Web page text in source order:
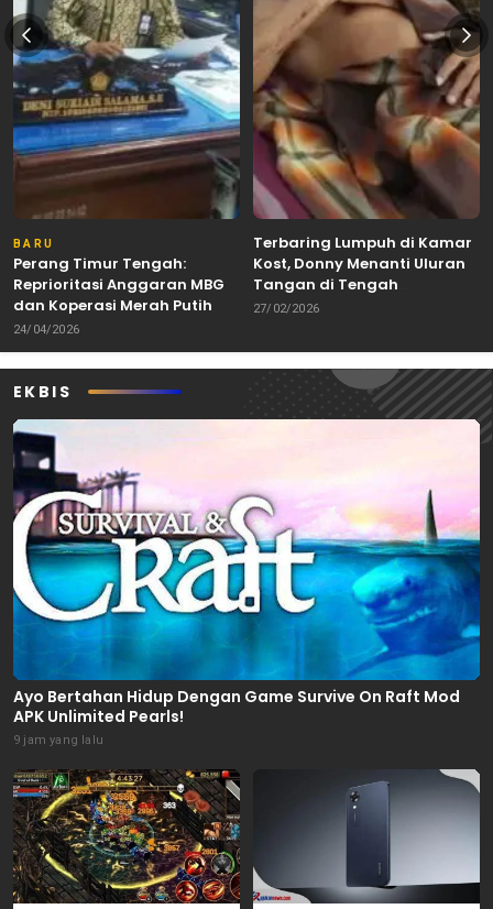
BARU
Perang Timur Tengah:
Reprioritasi Anggaran MBG
dan Koperasi Merah Putih
24/04/2026
Terbaring Lumpuh di Kamar
Kost, Donny Menanti Uluran
Tangan di Tengah
Keterbatasan
27/02/2026
EKBIS
Ayo Bertahan Hidup Dengan Game Survive On Raft Mod
APK Unlimited Pearls!
9 jam yang lalu